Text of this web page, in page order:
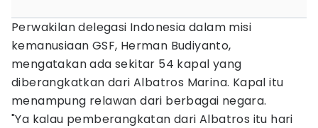
Perwakilan delegasi Indonesia dalam misi
kemanusiaan GSF, Herman Budiyanto,
mengatakan ada sekitar 54 kapal yang
diberangkatkan dari Albatros Marina. Kapal itu
menampung relawan dari berbagai negara.
"Ya kalau pemberangkatan dari Albatros itu hari